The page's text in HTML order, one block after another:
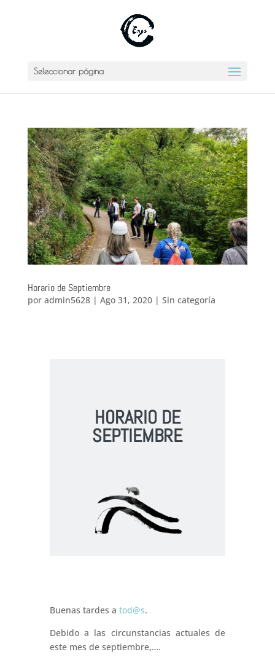
Seleccionar página
Horario de Septiembre
por admin5628| Ago 31, 2020| Sin categoría
HORARIO DE
SEPTIEMBRE
Buenas tardes a tod@s.
Debido a las circunstancias actuales de
este mes de septiembre,….